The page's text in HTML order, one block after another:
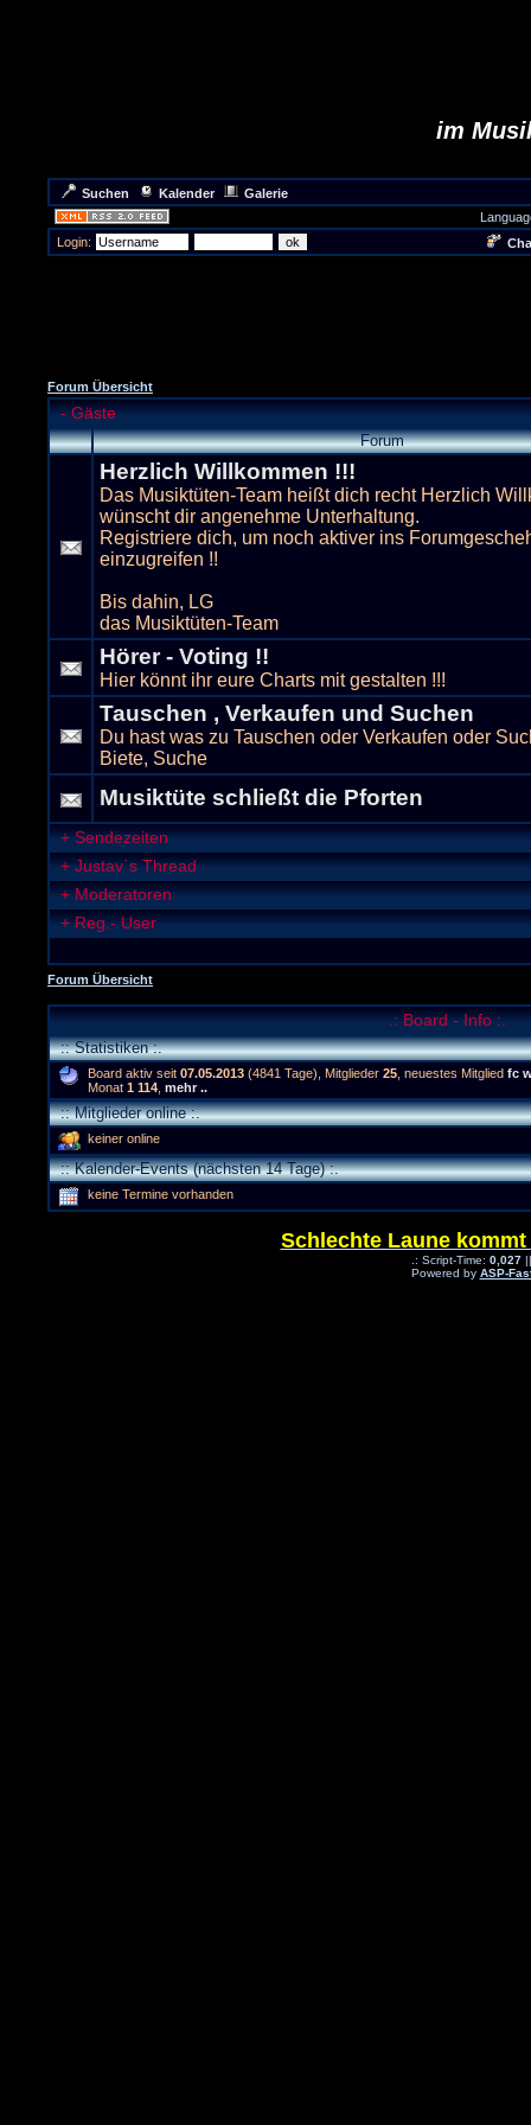
im
Suchen Kalender
Galerie
Login:
Forum Übersicht
- Gäste
Forum
Herzlich Willkommen !!!
Das Musiktüten-Team heißt dich recht Herzlich
wünscht dir angenehme Unterhaltung.
Registriere dich, um noch aktiver ins
einzugreifen !!
Bis dahin, LG
das Musiktüten-Team
Hörer - Voting !!
Hier könnt ihr eure Charts mit gestalten !!!
Tauschen , Verkaufen und Suchen
Du hast was zu Tauschen oder Verkaufen oder
Biete, Suche
Musiktüte schließt die Pforten
+ Sendezeiten
+ Justav`s Thread
+ Moderatoren
+ Reg.- User
Forum Übersicht
.: Board - Info :.
:: Statistiken :.
Board aktiv seit 07.05.2013 (4841 Tage), Mitglieder 25 , neuestes Mitglied fc
Monat 1 114 mehr ..
:: Mitglieder online :.
keiner online
:: Kalender-Events (nächsten 14 Tage) :.
keine Termine vorhanden
Schlechte Laune
.: Script-Time: 0,027||
Powered by ASP-